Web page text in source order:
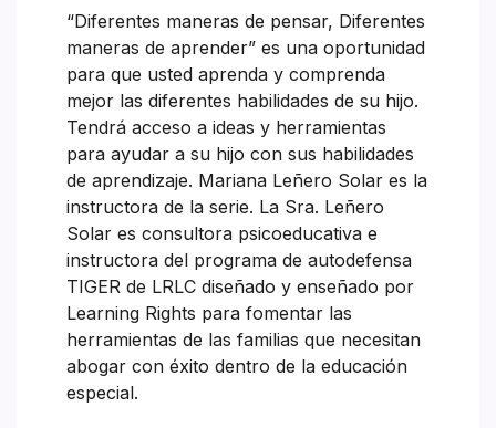
“Diferentes maneras de pensar, Diferentes
maneras de aprender” es una oportunidad
para que usted aprenda y comprenda
mejor las diferentes habilidades de su hijo.
Tendrá acceso a ideas y herramientas
para ayudar a su hijo con sus habilidades
de aprendizaje. Mariana Leñero Solar es la
instructora de la serie. La Sra. Leñero
Solar es consultora psicoeducativa e
instructora del programa de autodefensa
TIGER de LRLC diseñado y enseñado por
Learning Rights para fomentar las
herramientas de las familias que necesitan
abogar con éxito dentro de la educación
especial.